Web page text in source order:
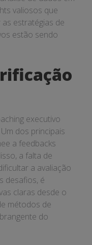
valiosos que
estratégias de
estão sendo
executivo
dos principais
a feedbacks
a falta de
a avaliação
desafios, é
claras desde o
métodos de
do